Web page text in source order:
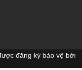
đăng ký bảo vệ bởi